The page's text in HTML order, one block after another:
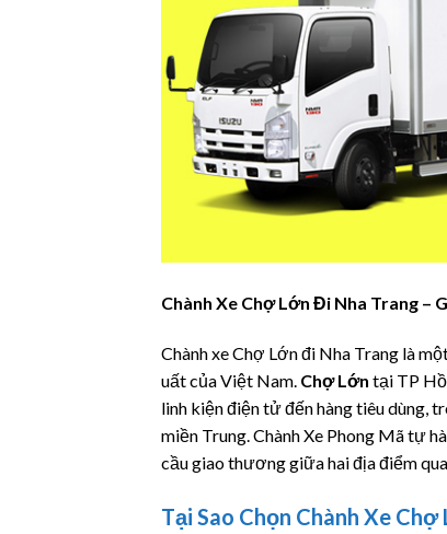
Chành Xe Chợ Lớn Đi Nha Trang –
Chành xe Chợ Lớn đi Nha Trang là
uất của Việt Nam. Chợ Lớn tại TP
linh kiện điện tử đến hàng tiêu dùng,
miền Trung. Chành Xe Phong Mã tự
cầu giao thương giữa hai địa điểm
Tại Sao Chọn Chành Xe